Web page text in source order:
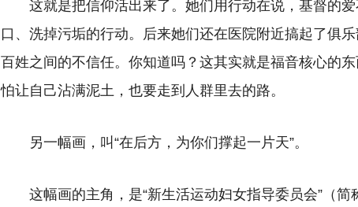
这就是把信仰活出来了。她们用行动在说，基督的
口、洗掉污垢的行动。后来她们还在医院附近搞起了俱
百姓之间的不信任。你知道吗？这其实就是福音核心的
怕让自己沾满泥土，也要走到人群里去的路。
另一幅画，叫“在后方，为你们撑起一片天”。
这幅画的主角，是“新生活运动妇女指导委员会”（